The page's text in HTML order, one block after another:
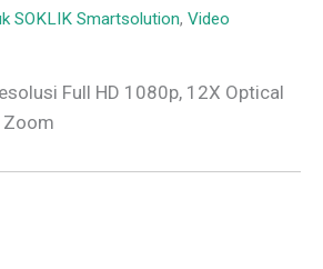
SOKLIK Smartsolution, Video
Full HD 1080p, 12X Optical
Zoom